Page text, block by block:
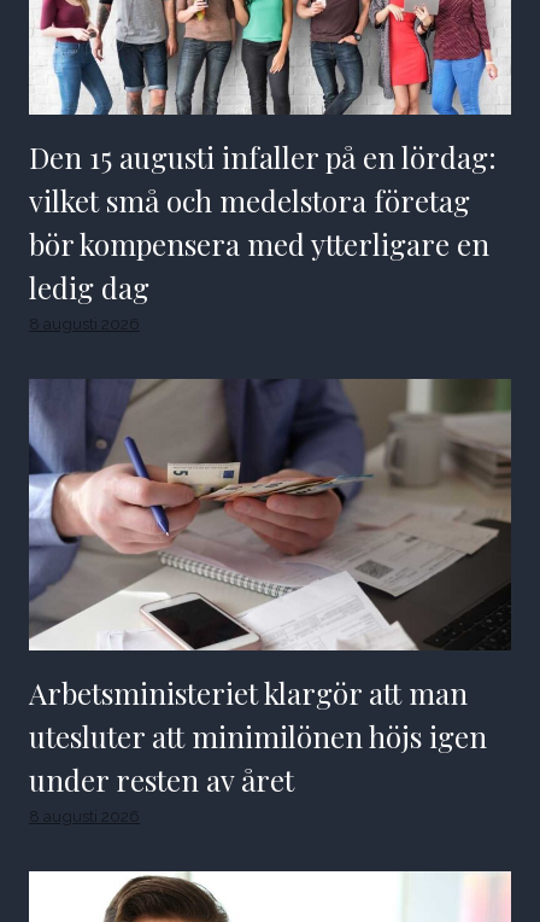
Den 15 augusti infaller på en lördag:
vilket små och medelstora företag
bör kompensera med ytterligare en
ledig dag
8 augusti 2026
Arbetsministeriet klargör att man
utesluter att minimilönen höjs igen
under resten av året
8 augusti 2026